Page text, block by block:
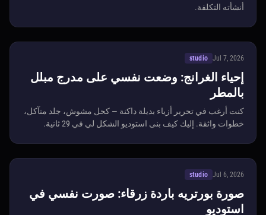
أنشأته التكلفة.
Jul 7, 2026
studio
إحياء الغرانج: وضعت نفسي على مدرج مبلل
بالمطر
كنت أرغب في تحرير أزياء بديلة داكنة — كحل مشوش، جلد متآكل،
خطوات واثقة. إليك كيف بنى استوديو الشكل لي في 29 ثانية.
Jul 6, 2026
studio
صورة بورتريه باردة زرقاء: صورت نفسي في
استوديو